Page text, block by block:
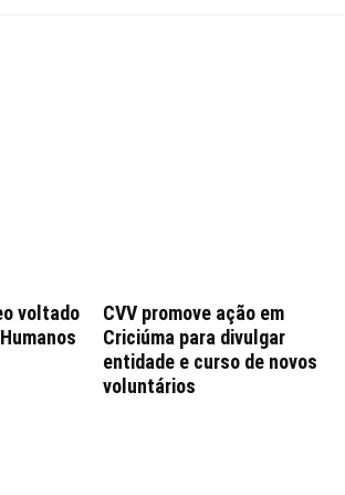
voltado
CVV promove ação em
Criciúma para divulgar
entidade e curso de novos
voluntários